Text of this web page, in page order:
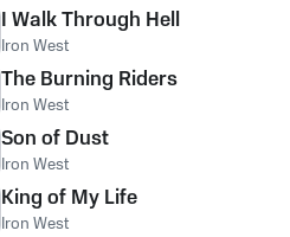
I Walk Through Hell
Iron West
The Burning Riders
Iron West
Son of Dust
Iron West
King of My Life
Iron West